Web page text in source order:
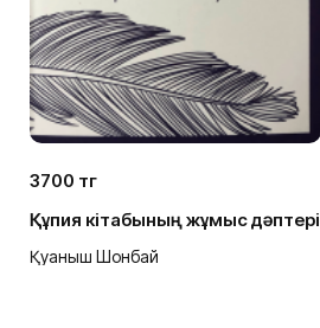
3700 тг
Құпия кітабының жұмыс дәптері
Қуаныш Шонбай